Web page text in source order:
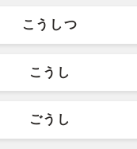
こうしつ
こうし
ごうし